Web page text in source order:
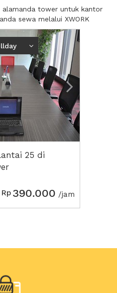
alamanda tower untuk kantor
sewa melalui XWORK
Next2
25 di
Rp 390.000 /jam